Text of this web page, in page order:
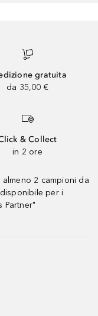
gratuita
da 35,00 €
& Collect
in 2 ore
2 campioni da
per i
Partner"